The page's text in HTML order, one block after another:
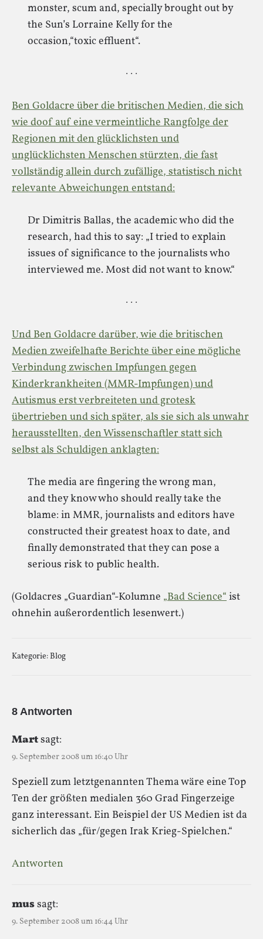
monster, scum and, specially brought out by
the Sun’s Lorraine Kelly for the
occasion,“toxic effluent“.
· · ·
Ben Goldacre über die britischen Medien, die sich
wie doof auf eine vermeintliche Rangfolge der
Regionen mit den glücklichsten und
unglücklichsten Menschen stürzten, die fast
vollständig allein durch zufällige, statistisch nicht
relevante Abweichungen entstand:
Dr Dimitris Ballas, the academic who did the
research, had this to say: „I tried to explain
issues of significance to the journalists who
interviewed me. Most did not want to know.“
· · ·
Und Ben Goldacre darüber, wie die britischen
Medien zweifelhafte Berichte über eine mögliche
Verbindung zwischen Impfungen gegen
Kinderkrankheiten (MMR-Impfungen) und
Autismus erst verbreiteten und grotesk
übertrieben und sich später, als sie sich als unwahr
herausstellten, den Wissenschaftler statt sich
selbst als Schuldigen anklagten:
The media are fingering the wrong man,
and they know who should really take the
blame: in MMR, journalists and editors have
constructed their greatest hoax to date, and
finally demonstrated that they can pose a
serious risk to public health.
(Goldacres „Guardian“-Kolumne „Bad Science“ist
ohnehin außerordentlich lesenwert.)
Kategorie:Blog
8 Antworten
Martsagt:
9. September 2008 um 16:40 Uhr
Speziell zum letztgenannten Thema wäre eine Top
Ten der größten medialen 360 Grad Fingerzeige
ganz interessant. Ein Beispiel der US Medien ist da
sicherlich das „für/gegen Irak Krieg-Spielchen.“
Antworten
mussagt:
9. September 2008 um 16:44 Uhr